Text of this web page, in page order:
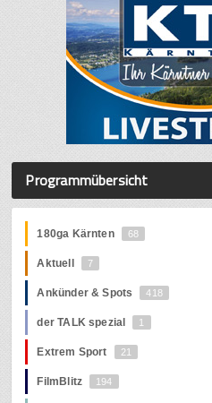
Programmübersicht
180ga Kärnten 68
Aktuell 7
Ankünder & Spots 418
der TALK spezial 1
Extrem Sport 21
FilmBlitz 194